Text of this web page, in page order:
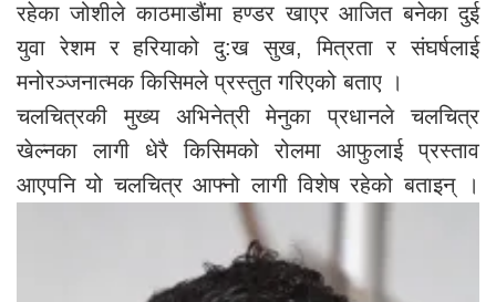
रहेका जोशीले काठमाडौंमा हण्डर खाएर आजित बनेका दुई
युवा रेशम र हरियाको दु:ख सुख, मित्रता र संघर्षलाई
मनोरञ्जनात्मक किसिमले प्रस्तुत गरिएको बताए ।
चलचित्रकी मुख्य अभिनेत्री मेनुका प्रधानले चलचित्र
खेल्नका लागी धेरै किसिमको रोलमा आफुलाई प्रस्ताव
आएपनि यो चलचित्र आफ्नो लागी विशेष रहेको बताइन् ।